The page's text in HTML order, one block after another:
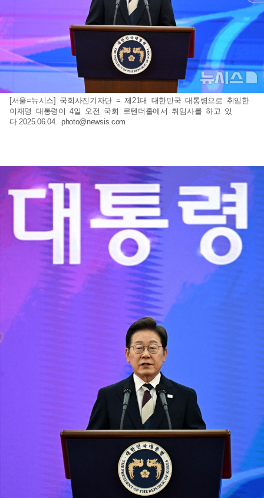
[서울=뉴시스] 국회사진기자단 = 제21대 대한민국 대통령으로 취임한
이재명 대통령이 4일 오전 국회 로텐더홀에서 취임사를 하고 있
다.2025.06.04. photo@newsis.com